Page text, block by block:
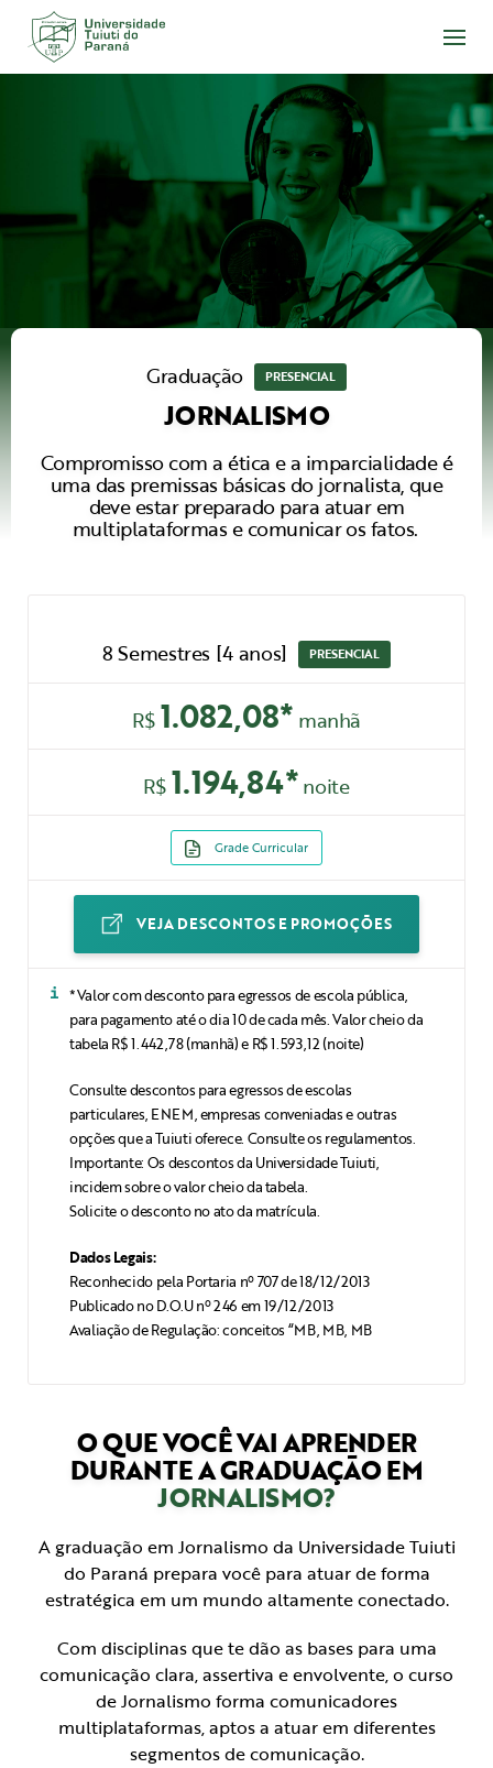
Acesse
conteúdo
Graduação PRESENCIAL
JORNALISMO
Compromisso com a ética e a imparcialidade é
uma das premissas básicas do jornalista, que
deve estar preparado para atuar em
multiplataformas e comunicar os fatos.
8 Semestres [4 anos] PRESENCIAL
R$1.082,08* manhã
R$ 1.194,84*noite
Grade Curricular
VEJA DESCONTOS E PROMOÇÕES
*Valor com desconto para egressos de escola pública,
para pagamento até o dia 10 de cada mês. Valor cheio da
tabela R$ 1.442,78 (manhã) e R$ 1.593,12 (noite)
Consulte descontos para egressos de escolas
particulares, ENEM, empresas conveniadas e outras
opções que a Tuiuti oferece. Consulte os regulamentos.
Importante: Os descontos da Universidade Tuiuti,
incidem sobre o valor cheio da tabela.
Solicite o desconto no ato da matrícula.
Dados Legais:
Reconhecido pela Portaria nº 707 de 18/12/2013
Publicado no D.O.U nº 246 em 19/12/2013
Avaliação de Regulação: conceitos “MB, MB, MB
O QUE VOCÊ VAI APRENDER
DURANTE A GRADUAÇÃO EM
JORNALISMO?
A graduação em Jornalismo da Universidade Tuiuti
do Paraná prepara você para atuar de forma
estratégica em um mundo altamente conectado.
Com disciplinas que te dão as bases para uma
comunicação clara, assertiva e envolvente, o curso
de Jornalismo forma comunicadores
multiplataformas, aptos a atuar em diferentes
segmentos de comunicação.